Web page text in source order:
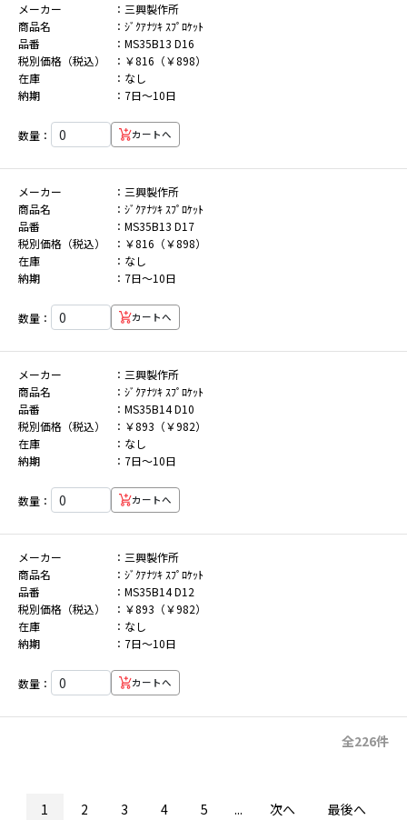
メーカー
三興製作所
商品名
ｼﾞｸｱﾅﾂｷ ｽﾌﾟﾛｹｯﾄ
品番
MS35B13 D16
税別価格（税込）
￥816（￥898）
在庫
なし
納期
7日～10日
数量： カートへ
メーカー
三興製作所
商品名
ｼﾞｸｱﾅﾂｷ ｽﾌﾟﾛｹｯﾄ
品番
MS35B13 D17
税別価格（税込）
￥816（￥898）
在庫
なし
納期
7日～10日
数量： カートへ
メーカー
三興製作所
商品名
ｼﾞｸｱﾅﾂｷ ｽﾌﾟﾛｹｯﾄ
品番
MS35B14 D10
税別価格（税込）
￥893（￥982）
在庫
なし
納期
7日～10日
数量： カートへ
メーカー
三興製作所
商品名
ｼﾞｸｱﾅﾂｷ ｽﾌﾟﾛｹｯﾄ
品番
MS35B14 D12
税別価格（税込）
￥893（￥982）
在庫
なし
納期
7日～10日
数量： カートへ
全226件
1 2 3 4 5 ... 次へ 最後へ